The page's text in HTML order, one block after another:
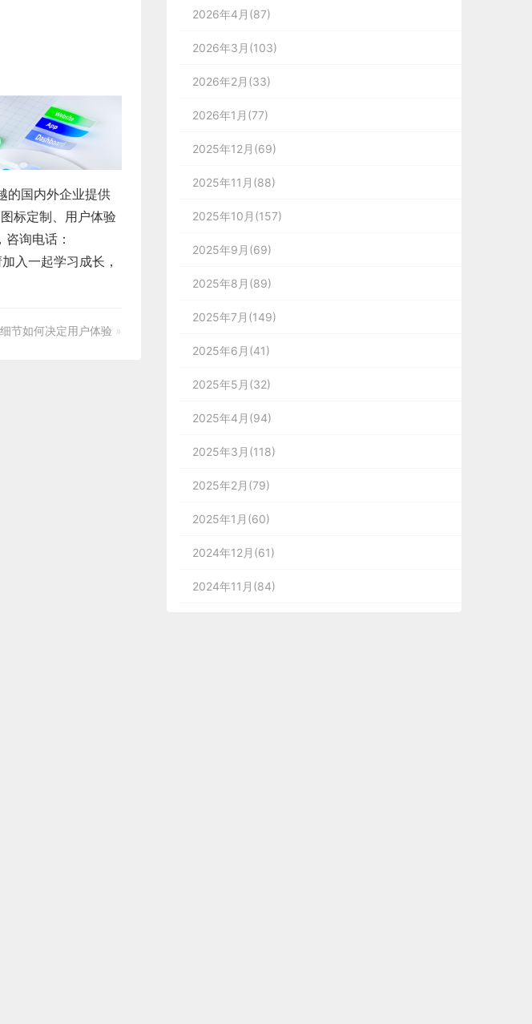
的国内外企业提供
图标定制
用户体验
询电话：
入一起学习成长，
节如何决定用户体验 »
2026年4月(87)
2026年3月(103)
2026年2月(33)
2026年1月(77)
2025年12月(69)
2025年11月(88)
2025年10月(157)
2025年9月(69)
2025年8月(89)
2025年7月(149)
2025年6月(41)
2025年5月(32)
2025年4月(94)
2025年3月(118)
2025年2月(79)
2025年1月(60)
2024年12月(61)
2024年11月(84)